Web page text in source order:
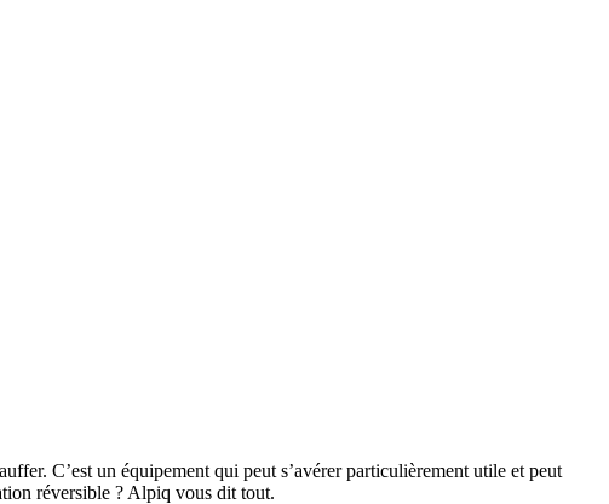
C’est un équipement qui peut s’avérer particulièrement utile et peut
réversible ? Alpiq vous dit tout.